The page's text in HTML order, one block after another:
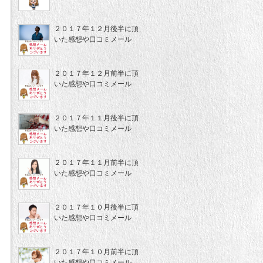
２０１７年１２月後半に頂
いた感想や口コミメール
２０１７年１２月前半に頂
いた感想や口コミメール
２０１７年１１月後半に頂
いた感想や口コミメール
２０１７年１１月前半に頂
いた感想や口コミメール
２０１７年１０月後半に頂
いた感想や口コミメール
２０１７年１０月前半に頂